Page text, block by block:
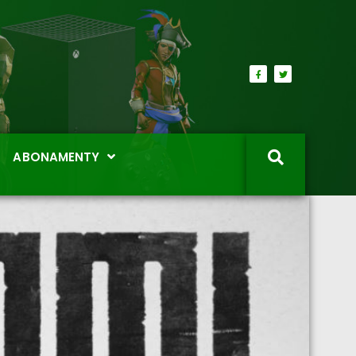
ABONAMENTY